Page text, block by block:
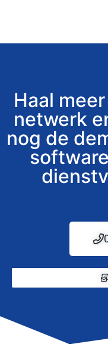
Haal
netwerk
nog de